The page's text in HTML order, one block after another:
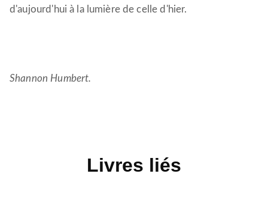
d'aujourd'hui à la lumière de celle d'hier.
Shannon Humbert.
Livres liés